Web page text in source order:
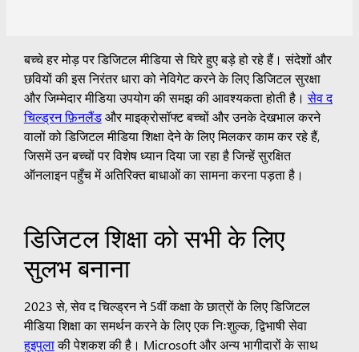
बच्चे हर मोड़ पर डिजिटल मीडिया से घिरे हुए बड़े हो रहे हैं। संदेशों और
छवियों की इस निरंतर धारा को नेविगेट करने के लिए डिजिटल सुरक्षा
और जिम्मेदार मीडिया उपयोग की समझ की आवश्यकता होती है।सेव द
चिल्ड्रन फ़िनलैंडऔर माइक्रोसॉफ्ट बच्चों और उनके देखभाल करने
वालों को डिजिटल मीडिया शिक्षा देने के लिए मिलकर काम कर रहे हैं,
जिसमें उन बच्चों पर विशेष ध्यान दिया जा रहा है जिन्हें सुरक्षित
ऑनलाइन पहुँच में अतिरिक्त बाधाओं का सामना करना पड़ता है।
डिजिटल शिक्षा को सभी के लिए
सुलभ बनाना
2023 से, सेव द चिल्ड्रन ने 5वीं कक्षा के छात्रों के लिए डिजिटल
मीडिया शिक्षा का समर्थन करने के लिए एक निःशुल्क, द्विभाषी सेवा
हुइपुलाकी पेशकश की है। Microsoft और अन्य भागीदारों के साथ